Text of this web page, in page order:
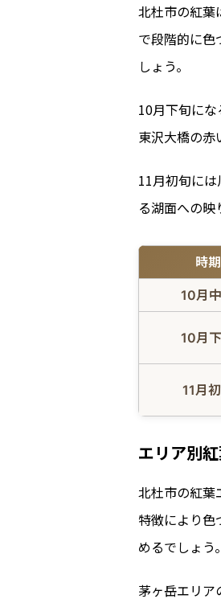
北杜市の紅葉
で段階的に色
しょう。
10月下旬に
東沢大橋の赤
11月初旬に
る湖面への映
時期
10月
10月
11月
エリア別
北杜市の紅葉
特徴により色
めるでしょう。
茅ヶ岳エリア